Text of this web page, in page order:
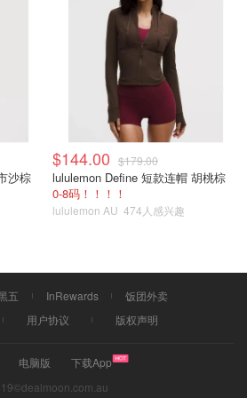
09.03.2020
沙棕
$144.00 $179.00
lululemon Define 短款连帽 胡桃棕
0-8码！！！！
lululemon AU 474人感兴趣
五 InRewards
饭团外卖
用户协议 版权声明
电脑版
下载App